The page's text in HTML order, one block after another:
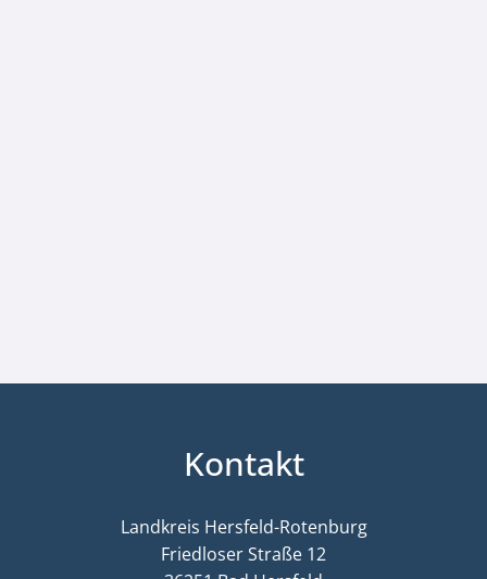
Kontakt
Landkreis Hersfeld-Rotenburg
Friedloser Straße 12